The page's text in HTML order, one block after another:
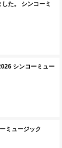
た。 シンコーミ
シンコーミュー
ミュージック